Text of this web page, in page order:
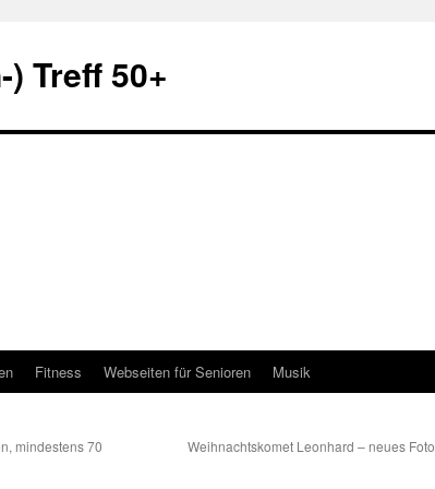
Treff 50+
Fitness Webseiten für Senioren Musik
mindestens 70
Weihnachtskomet Leonhard – neues Foto